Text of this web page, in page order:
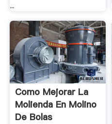
...
Como Mejorar La
Molienda En Molino
De Bolas